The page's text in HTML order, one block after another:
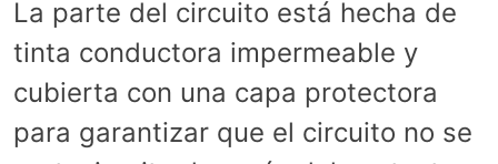
La parte del circuito está hecha de
tinta conductora impermeable y
cubierta con una capa protectora
para garantizar que el circuito no se